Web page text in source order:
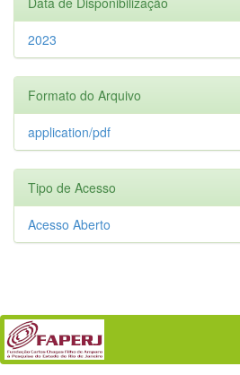
2023
Formato do Arquivo
application/pdf
Tipo de Acesso
Acesso Aberto